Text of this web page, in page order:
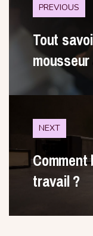
PREVIOUS
Tout
NEXT
Comment
travail ?